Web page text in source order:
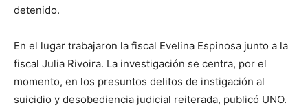
detenido.
En el lugar trabajaron la fiscal Evelina Espinosa junto a la
fiscal Julia Rivoira. La investigación se centra, por el
momento, en los presuntos delitos de instigación al
suicidio y desobediencia judicial reiterada, publicó UNO.